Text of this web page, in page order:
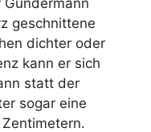
geschnittene
dichter oder
kann er sich
statt der
sogar eine